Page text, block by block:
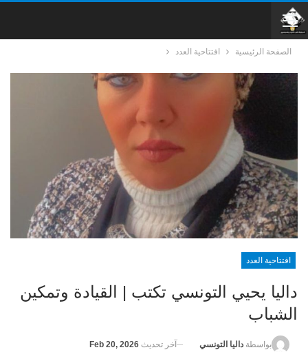
الصفحة الرئيسية افتتاحية العدد
افتتاحية العدد
داليا يحيي التونسي تكتب | القيادة وتمكين
الشباب
بواسطة داليا التونسي آخر تحديث Feb 20, 2026